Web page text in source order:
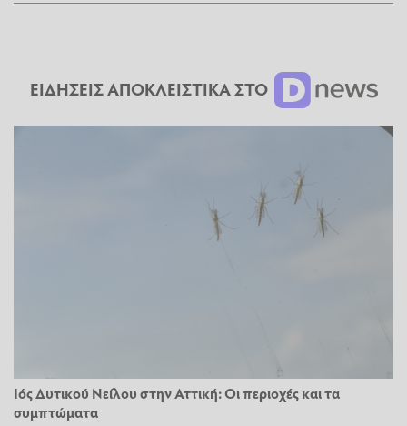
ΕΙΔΗΣΕΙΣ ΑΠΟΚΛΕΙΣΤΙΚΑ ΣΤΟ
Ιός Δυτικού Νείλου στην Αττική: Οι περιοχές και τα
συμπτώματα